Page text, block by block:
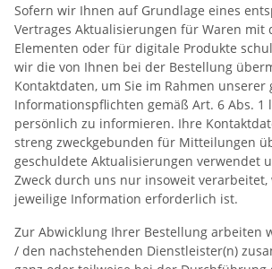
Sofern wir Ihnen auf Grundlage eines
Vertrages Aktualisierungen für Waren mit
Elementen oder für digitale Produkte
wir die von Ihnen bei der Bestellung
Kontaktdaten, um Sie im Rahmen unserer
Informationspflichten gemäß Art. 6 Abs. 1
persönlich zu informieren. Ihre
streng zweckgebunden für Mitteilungen
geschuldete Aktualisierungen verwendet
Zweck durch uns nur insoweit
jeweilige Information erforderlich ist.
Zur Abwicklung Ihrer Bestellung arbeiten
/ den nachstehenden Dienstleister(n)